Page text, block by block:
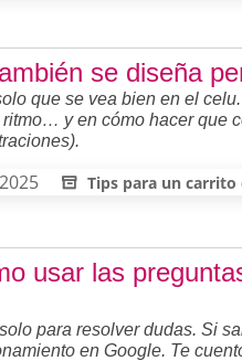
se diseña
que se vea bien en el
y en cómo hacer que
Tips para un carrito
usar las
para resolver dudas. Si
en Google. Te